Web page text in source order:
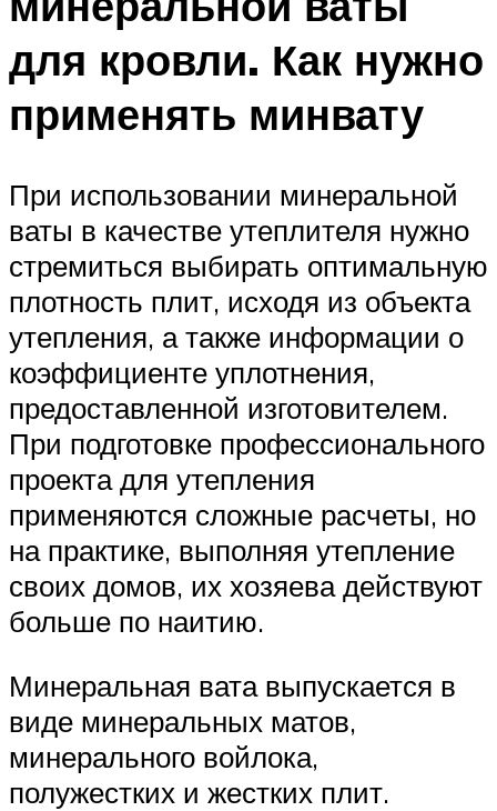
для кровли. Как нужно
применять минвату
При использовании минеральной
ваты в качестве утеплителя нужно
стремиться выбирать оптимальную
плотность плит, исходя из объекта
утепления, а также информации о
коэффициенте уплотнения,
предоставленной изготовителем.
При подготовке профессионального
проекта для утепления
применяются сложные расчеты, но
на практике, выполняя утепление
своих домов, их хозяева действуют
больше по наитию.
Минеральная вата выпускается в
виде минеральных матов,
минерального войлока,
полужестких и жестких плит.